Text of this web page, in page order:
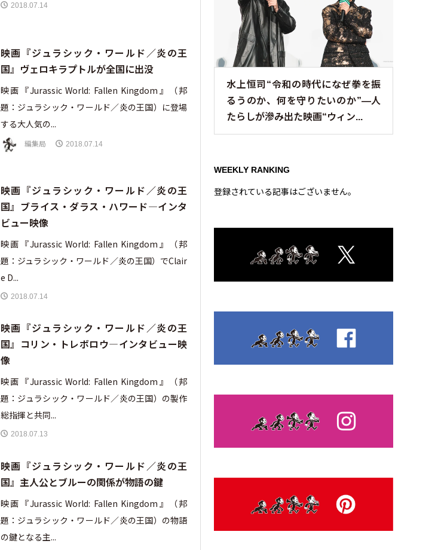
2018.07.14
映画『ジュラシック・ワールド／炎の王
国』ヴェロキラプトルが全国に出没
映画『Jurassic World: Fallen Kingdom』（邦
題：ジュラシック・ワールド／炎の王国）に登場
する大人気の...
編集局 2018.07.14
映画『ジュラシック・ワールド／炎の王
国』ブライス・ダラス・ハワード―インタ
ビュー映像
映画『Jurassic World: Fallen Kingdom』（邦
題：ジュラシック・ワールド／炎の王国）でClair
e D...
2018.07.14
映画『ジュラシック・ワールド／炎の王
国』コリン・トレボロウ―インタビュー映
像
映画『Jurassic World: Fallen Kingdom』（邦
題：ジュラシック・ワールド／炎の王国）の製作
総指揮と共同...
2018.07.13
映画『ジュラシック・ワールド／炎の王
国』主人公とブルーの関係が物語の鍵
映画『Jurassic World: Fallen Kingdom』（邦
題：ジュラシック・ワールド／炎の王国）の物語
の鍵となる主...
水上恒司“令和の時代になぜ拳を振
るうのか、何を守りたいのか”—人
たらしが滲み出た映画“ウィン...
WEEKLY RANKING
登録されている記事はございません。